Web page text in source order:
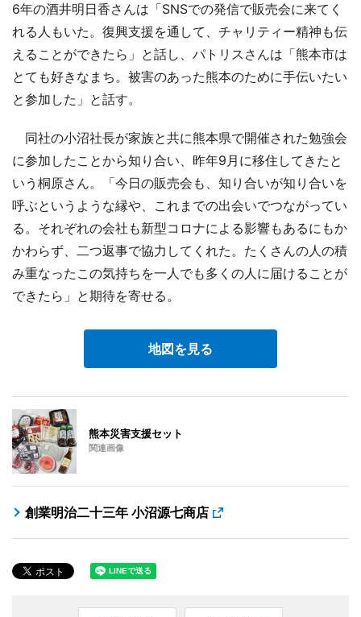
6年の酒井明日香さんは「SNSでの発信で販売会に来てく
れる人もいた。復興支援を通して、チャリティー精神も伝
えることができたら」と話し、パトリスさんは「熊本市は
とても好きなまち。被害のあった熊本のために手伝いたい
と参加した」と話す。
同社の小沼社長が家族と共に熊本県で開催された勉強会
に参加したことから知り合い、昨年9月に移住してきたと
いう桐原さん。「今日の販売会も、知り合いが知り合いを
呼ぶというような縁や、これまでの出会いでつながってい
る。それぞれの会社も新型コロナによる影響もあるにもか
かわらず、二つ返事で協力してくれた。たくさんの人の積
み重なったこの気持ちを一人でも多くの人に届けることが
できたら」と期待を寄せる。
地図を見る
熊本災害支援セット
関連画像
創業明治二十三年 小沼源七商店